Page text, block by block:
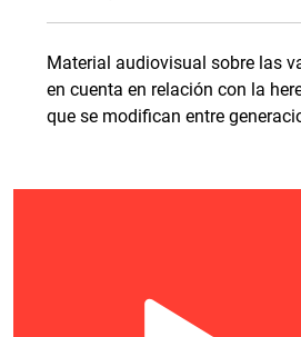
Material audiovisual sobre las
en cuenta en relación con la
que se modifican entre